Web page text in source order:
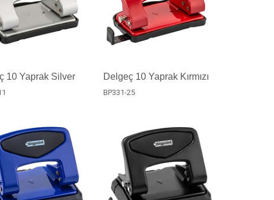
10 Yaprak Silver Delgeç 10 Yaprak Kırmızı
BP331-25